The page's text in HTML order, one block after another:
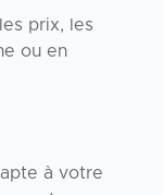
prix, les
ou en
à votre